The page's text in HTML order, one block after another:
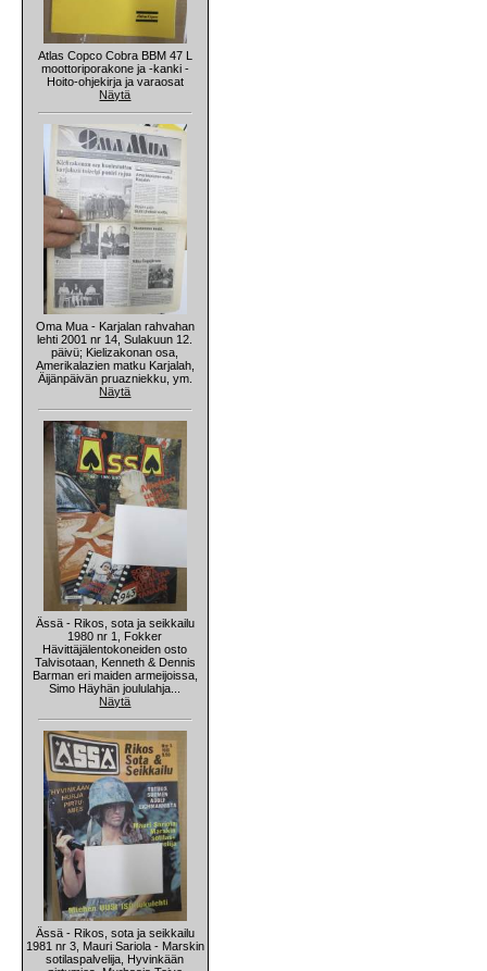
Atlas Copco Cobra BBM 47 L
moottoriporakone ja -kanki -
Hoito-ohjekirja ja varaosat
Näytä
Oma Mua - Karjalan rahvahan
lehti 2001 nr 14, Sulakuun 12.
päivü; Kielizakonan osa,
Amerikalazien matku Karjalah,
Äijänpäivän pruazniekku, ym.
Näytä
Ässä - Rikos, sota ja seikkailu
1980 nr 1, Fokker
Hävittäjälentokoneiden osto
Talvisotaan, Kenneth & Dennis
Barman eri maiden armeijoissa,
Simo Häyhän joululahja...
Näytä
Ässä - Rikos, sota ja seikkailu
1981 nr 3, Mauri Sariola - Marskin
sotilaspalvelija, Hyvinkään